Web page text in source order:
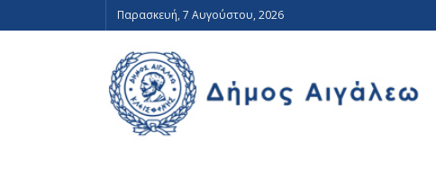
Παρασκευή, 7 Αυγούστου, 2026